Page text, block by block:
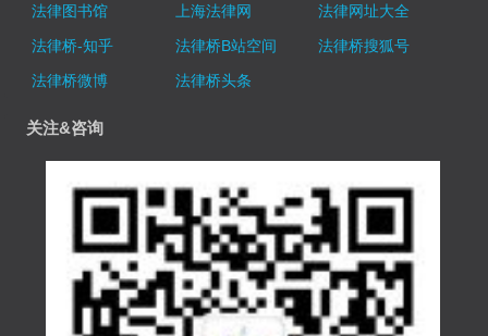
法律图书馆 上海法律网
法律网址大全
法律桥-知乎
法律桥B站空间
法律桥搜狐号
法律桥微博
法律桥头条
关注&咨询